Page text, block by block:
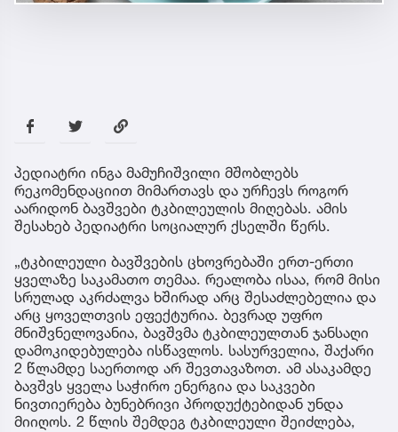
პედიატრი ინგა მამუჩიშვილი მშობლებს
რეკომენდაციით მიმართავს და ურჩევს როგორ
აარიდონ ბავშვები ტკბილეულის მიღებას. ამის
შესახებ პედიატრი სოციალურ ქსელში წერს.
„ტკბილეული ბავშვების ცხოვრებაში ერთ-ერთი
ყველაზე საკამათო თემაა. რეალობა ისაა, რომ მისი
სრულად აკრძალვა ხშირად არც შესაძლებელია და
არც ყოველთვის ეფექტურია. ბევრად უფრო
მნიშვნელოვანია, ბავშვმა ტკბილეულთან ჯანსაღი
დამოკიდებულება ისწავლოს. სასურველია, შაქარი
2 წლამდე საერთოდ არ შევთავაზოთ. ამ ასაკამდე
ბავშვს ყველა საჭირო ენერგია და საკვები
ნივთიერება ბუნებრივი პროდუქტებიდან უნდა
მიიღოს. 2 წლის შემდეგ ტკბილეული შეიძლება,